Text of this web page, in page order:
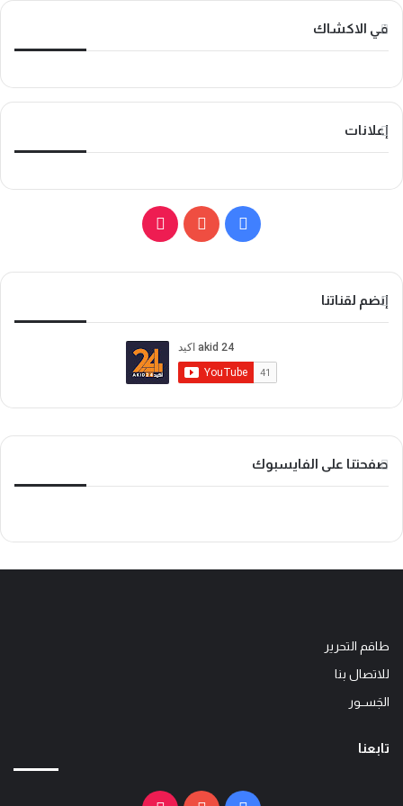
في الاكشاك
إعلانات
و
ك
و
ب
T
o
k
إنضم لقناتنا
صفحتنا على الفايسبوك
طاقم التحرير
للاتصال بنا
الجَســور
تابعنا